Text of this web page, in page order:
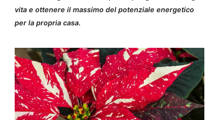
vita e ottenere il massimo del potenziale energetico
per la propria casa.